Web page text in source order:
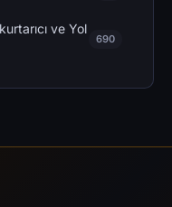
ve Yol
690